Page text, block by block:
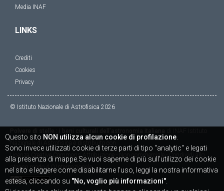
Media INAF
LINKS
Crediti
Cookies
Privacy
© Istituto Nazionale di Astrofisica 2026
Licenza
Creative Commons Attribuzione - Non commerciale - Condividi allo
stesso modo 4.0 Internazionale
Questo sito NON utilizza alcun cookie di profilazione
Sono invece utilizzati cookie di terze parti di tipo "analytic" e legati
alla presenza di mappe.Se vuoi saperne di più sull'utilizzo dei cookie
nel sito e leggere come disabilitarne l'uso, leggi la nostra informativa
estesa, cliccando su "No, voglio più informazioni"